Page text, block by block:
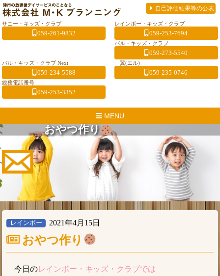
自己評価結果等の公表
サニー・キッズ・クラブ
059-261-9832
レインボー・キッズ・クラブ
059-253-7694
パル・キッズ・クラブ
059-273-5540
パル・キッズ・クラブ Next
059-234-5588
翼(エル)
059-235-0746
総務電話番号
059-253-3352
MENU
おやつ作り
レインボー 2021年4月15日
おやつ作り
今日のレインボー・キッズ・クラブでは